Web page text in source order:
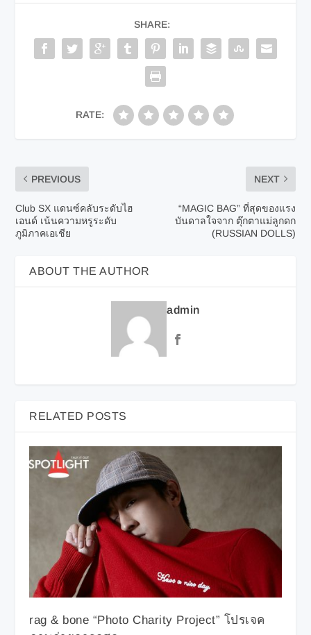
SHARE:
RATE:
PREVIOUS
Club SX แดนซ์คลับระดับไฮ
เอนด์ เน้นความหรูระดับ
ภูมิภาคเอเชีย
NEXT
“MAGIC BAG” ที่สุดของแรง
บันดาลใจจาก ตุ๊กตาแม่ลูกดก
(RUSSIAN DOLLS)
ABOUT THE AUTHOR
admin
RELATED POSTS
rag & bone “Photo Charity Project” โปรเจค